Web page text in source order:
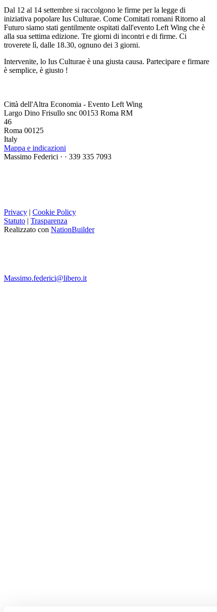
Dal 12 al 14 settembre si raccolgono le firme per la legge di
iniziativa popolare Ius Culturae. Come Comitati romani Ritorno al
Futuro siamo stati gentilmente ospitati dall'evento Left Wing che è
alla sua settima edizione. Tre giorni di incontri e di firme. Ci
troverete lì, dalle 18.30, ognuno dei 3 giorni.
Intervenite, lo Ius Culturae è una giusta causa. Partecipare e firmare
è semplice, è giusto !
Città dell'Altra Economia - Evento Left Wing
Largo Dino Frisullo snc 00153 Roma RM
46
Roma 00125
Italy
Mappa e indicazioni
Massimo Federici · · 339 335 7093
Privacy | Cookie Policy
Statuto | Trasparenza
Realizzato con NationBuilder
Massimo.federici@libero.it